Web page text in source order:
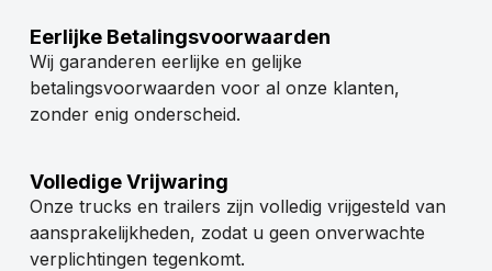
Eerlijke Betalingsvoorwaarden
Wij garanderen eerlijke en gelijke
betalingsvoorwaarden voor al onze klanten,
zonder enig onderscheid.
Volledige Vrijwaring
Onze trucks en trailers zijn volledig vrijgesteld van
aansprakelijkheden, zodat u geen onverwachte
verplichtingen tegenkomt.